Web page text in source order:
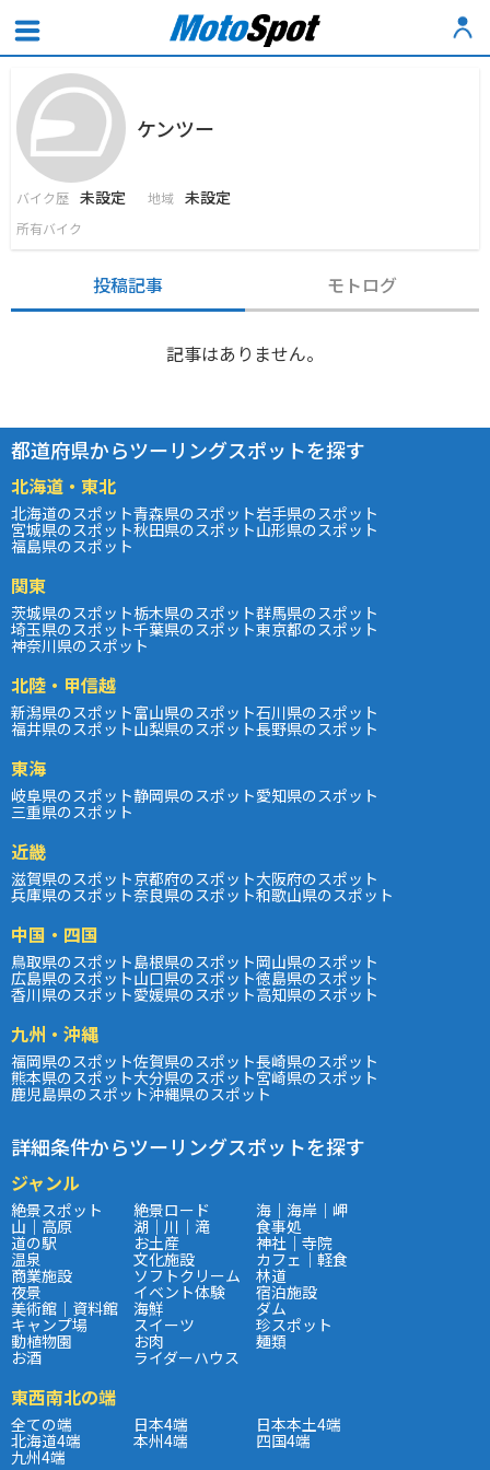
ケンツー
バイク歴 未設定 地域 未設定
所有バイク
投稿記事 モトログ
記事はありません。
都道府県からツーリングスポットを探す
北海道・東北
北海道のスポット青森県のスポット岩手県のスポット
宮城県のスポット秋田県のスポット山形県のスポット
福島県のスポット
関東
茨城県のスポット栃木県のスポット群馬県のスポット
埼玉県のスポット千葉県のスポット東京都のスポット
神奈川県のスポット
北陸・甲信越
新潟県のスポット富山県のスポット石川県のスポット
福井県のスポット山梨県のスポット長野県のスポット
東海
岐阜県のスポット静岡県のスポット愛知県のスポット
三重県のスポット
近畿
滋賀県のスポット京都府のスポット大阪府のスポット
兵庫県のスポット奈良県のスポット和歌山県のスポット
中国・四国
鳥取県のスポット島根県のスポット岡山県のスポット
広島県のスポット山口県のスポット徳島県のスポット
香川県のスポット愛媛県のスポット高知県のスポット
九州・沖縄
福岡県のスポット佐賀県のスポット長崎県のスポット
熊本県のスポット大分県のスポット宮崎県のスポット
鹿児島県のスポット沖縄県のスポット
詳細条件からツーリングスポットを探す
ジャンル
絶景スポット 絶景ロード 海｜海岸｜岬
山｜高原 湖｜川｜滝 食事処
道の駅 お土産 神社｜寺院
温泉 文化施設 カフェ｜軽食
商業施設 ソフトクリーム 林道
夜景 イベント体験 宿泊施設
美術館｜資料館 海鮮 ダム
キャンプ場 スイーツ 珍スポット
動植物園 お肉 麺類
お酒 ライダーハウス
東西南北の端
全ての端 日本4端 日本本土4端
北海道4端 本州4端 四国4端
九州4端